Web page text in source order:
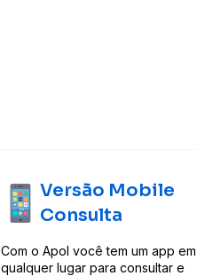
Versão Mobile
Consulta
Com o Apol você tem um app em
qualquer lugar para consultar e